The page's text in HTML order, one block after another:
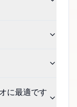
に最適です